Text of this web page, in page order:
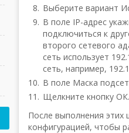
Выберите вариант
В поле IP-адрес
подключиться к
второго сетевого
сеть использует
сеть, например,
В поле Маска
Щелкните кнопку ОК.
После выполнения этих
конфигурацией, чтобы